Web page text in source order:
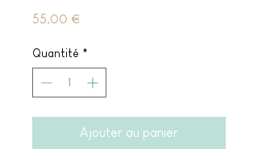
55,00 €Prix
Quantité *
Ajouter au panier